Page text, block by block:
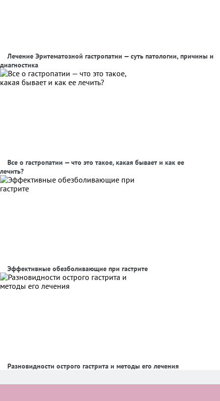
Лечение Эритематозной гастропатии — суть патологии, причины и
диагностика
Все о гастропатии — что это такое, какая бывает и как ее
лечить?
Эффективные обезболивающие при гастрите
Разновидности острого гастрита и методы его лечения